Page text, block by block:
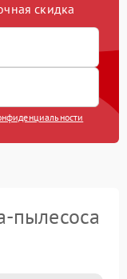
скидка
пылесоса